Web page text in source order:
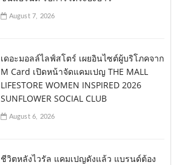
August 7, 2026
เดอะมอลล์ไลฟ์สโตร์ เผยอินไซต์ผู้บริโภคจาก
M Card เปิดหน้าจัดแคมเปญ THE MALL
LIFESTORE WOMEN INSPIRED 2026
SUNFLOWER SOCIAL CLUB
August 6, 2026
ชีวิตหลังไวรัล แคมเปญดังแล้ว แบรนด์ต้อง